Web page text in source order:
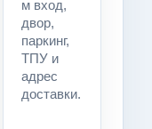
м вход,
двор,
паркинг,
ТПУ и
адрес
доставки.